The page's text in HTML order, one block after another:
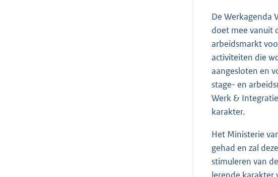
De Werkagenda
doet mee vanuit
arbeidsmarkt
activiteiten die
aangesloten en
stage- en
Werk &
karakter.
Het Ministerie
gehad en zal
stimuleren van